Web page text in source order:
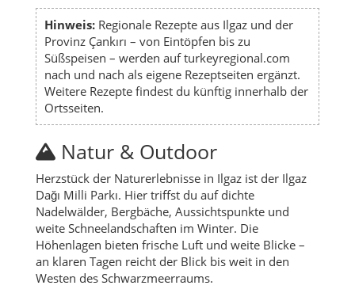
Hinweis: Regionale Rezepte aus Ilgaz und der
Provinz Çankırı – von Eintöpfen bis zu
Süßspeisen – werden auf turkeyregional.com
nach und nach als eigene Rezeptseiten ergänzt.
Weitere Rezepte findest du künftig innerhalb der
Ortsseiten.
Natur & Outdoor
Herzstück der Naturerlebnisse in Ilgaz ist der Ilgaz
Dağı Milli Parkı. Hier triffst du auf dichte
Nadelwälder, Bergbäche, Aussichtspunkte und
weite Schneelandschaften im Winter. Die
Höhenlagen bieten frische Luft und weite Blicke –
an klaren Tagen reicht der Blick bis weit in den
Westen des Schwarzmeerraums.